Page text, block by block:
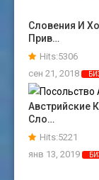
Словения И
Прив…
Hits:5306
сен 21, 2018
Австрийские
Сло…
Hits:5221
янв 13, 2019